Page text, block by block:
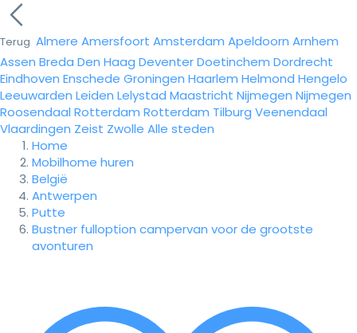
Terug Almere Amersfoort Amsterdam Apeldoorn Arnhem
Assen Breda Den Haag DeventerDoetinchem Dordrecht
Eindhoven Enschede Groningen Haarlem Helmond Hengelo
Leeuwarden Leiden Lelystad Maastricht Nijmegen Nijmegen
Roosendaal Rotterdam Rotterdam Tilburg Veenendaal
Vlaardingen Zeist Zwolle Alle steden
Home
Mobilhome huren
België
Antwerpen
Putte
Bustner fulloption campervan voor de grootste
avonturen